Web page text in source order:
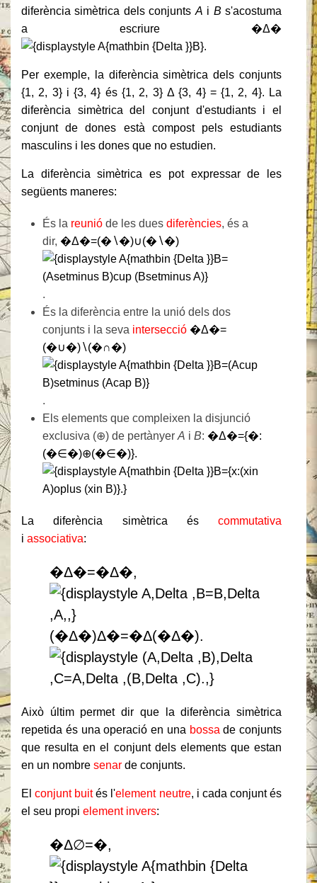
diferència simètrica dels conjunts A i B s'acostuma
a escriure �Δ�
.
Per exemple, la diferència simètrica dels conjunts
{1, 2, 3} i {3, 4} és {1, 2, 3} Δ {3, 4} = {1, 2, 4}. La
diferència simètrica del conjunt d'estudiants i el
conjunt de dones està compost pels estudiants
masculins i les dones que no estudien.
La diferència simètrica es pot expressar de les
següents maneres:
És la reunió de les dues diferències, és a
dir, �Δ�=(�∖�)∪(�∖�)
.
És la diferència entre la unió dels dos
conjunts i la seva intersecció �Δ�=
(�∪�)∖(�∩�)
.
Els elements que compleixen la disjunció
exclusiva (⊕) de pertànyer A i B: �Δ�={�:
(�∈�)⊕(�∈�)}.
La diferència simètrica és commutativa
i associativa:
�Δ�=�Δ�,
(�Δ�)Δ�=�Δ(�Δ�).
Això últim permet dir que la diferència simètrica
repetida és una operació en una bossa de conjunts
que resulta en el conjunt dels elements que estan
en un nombre senar de conjunts.
Elconjunt buités l'element neutre, i cada conjunt és
el seu propi element invers:
�Δ∅=�,